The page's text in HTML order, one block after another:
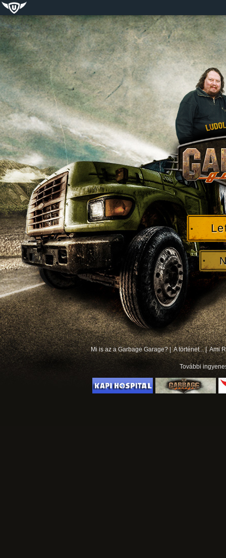
Mi is az a Garbage Garage? |A történet... |Ami
További